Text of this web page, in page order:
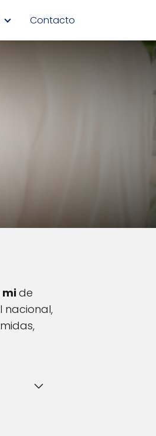
Contacto
mide
nacional,